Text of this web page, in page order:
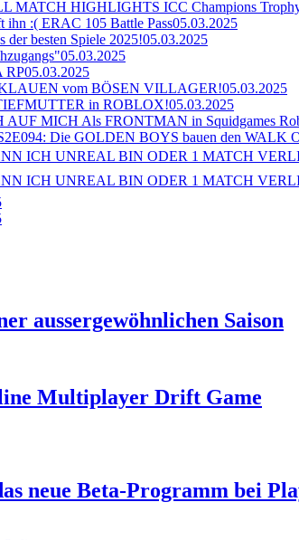
MATCH HIGHLIGHTS ICC Champions
ihn :( ERAC 105 Battle Pass05.03.2025
der besten Spiele 2025!05.03.2025
05.03.2025
RP05.03.2025
vom BÖSEN VILLAGER!05.03.2025
in ROBLOX!05.03.2025
AUF MICH Als FRONTMAN in Squidgames
Die GOLDEN BOYS bauen den WALK
ICH UNREAL BIN ODER 1 MATCH
ICH UNREAL BIN ODER 1 MATCH
aussergewöhnlichen Saison
Multiplayer Drift Game
neue Beta-Programm bei